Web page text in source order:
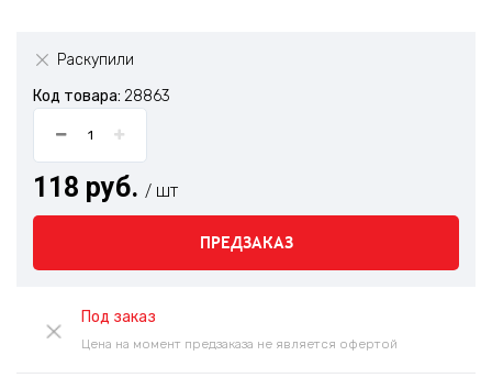
Раскупили
Код товара: 28863
118 руб. / шт
ПРЕДЗАКАЗ
Под заказ
Цена на момент предзаказа не является офертой